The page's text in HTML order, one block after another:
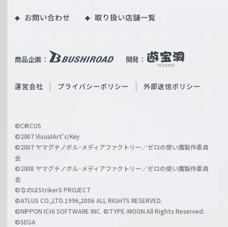
W
ß
c
a
r
z
商品企画： 開発：
u
b
O
i
l
h
a
お問い合わせ 取り扱い店舗一覧
運営会社 プライバシーポリシー 外部送信ポリシー
©CIRCUS
©2007 VisualArt's/Key
©2007 ヤマグチノボル･メディアファクトリー／ゼロの使い魔製作委員
会
©2008 ヤマグチノボル･メディアファクトリー／ゼロの使い魔製作委員
会
©なのはStrikerS PROJECT
©ATLUS CO.,LTD.1996,2006 ALL RIGHTS RESERVED.
©NIPPON ICHI SOFTWARE INC. ©TYPE-MOON All Rights Reserved.
©SEGA